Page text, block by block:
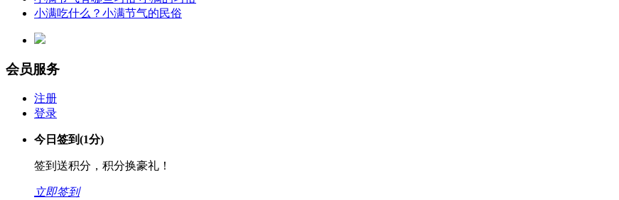
小满吃什么？小满节气的民俗
会员服务
注册
登录
今日签到(1分)
签到送积分，积分换豪礼！
立即签到